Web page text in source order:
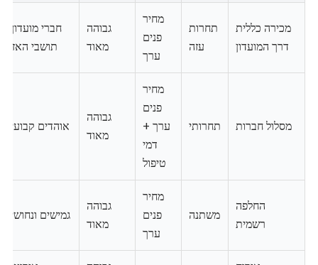
מכירה כללית
דרך המועדון
תחרות
עזה
מחיר
פנים
ערך
גבוהה
מאוד
חברי מועדון /
תושבי האזור
מסלול חברות תחרותי
מחיר
פנים
ערך +
דמי
טיפול
גבוהה
מאוד
אוהדים קבועים
החלפה
רשמית
משתנה
מחיר
פנים
ערך
גבוהה
מאוד
גמישים ונחושים